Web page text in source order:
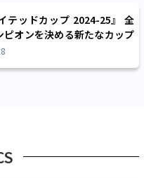
テッドカップ 2024-25』 全
ピオンを決める新たなカップ